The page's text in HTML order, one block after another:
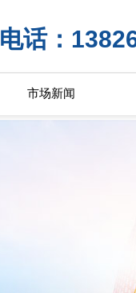
电话：
市场新闻